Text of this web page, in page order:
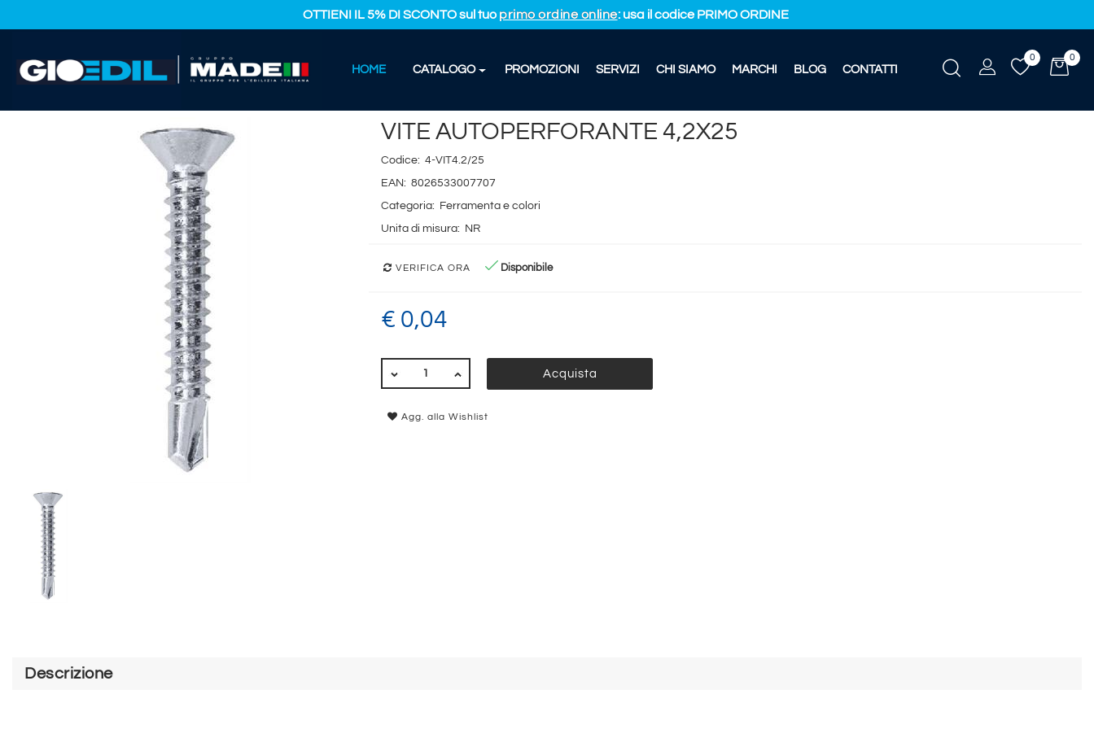
OTTIENI IL 5% DI SCONTO sul tuoprimo ordine online: usa il codice PRIMO ORDINE
HOME CATALOGO PROMOZIONI SERVIZI CHI SIAMO MARCHI BLOG CONTATTI
0
0
HOME
CATALOGO PRODOTTI FERRAMENTA E COLORI VITE AUTOPERFORANTE 4,2X25
VITE AUTOPERFORANTE 4,2X25
Codice: 4-VIT4.2/25
EAN: 8026533007707
Categoria:
Ferramenta e colori
Unita di misura:
NR
VERIFICA ORA Disponibile
€ 0,04
Acquista
Agg. alla Wishlist
Descrizione